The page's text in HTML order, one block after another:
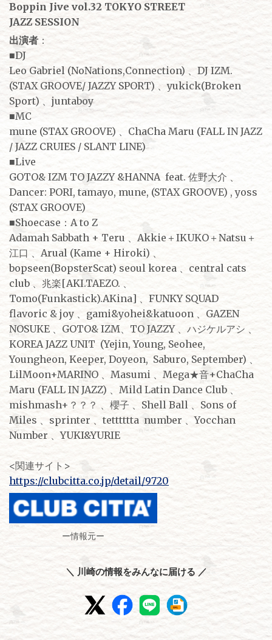
Boppin Jive vol.32 TOKYO STREET
JAZZ SESSION
出演者 ：
■DJ
Leo Gabriel (NoNations,Connection) 、DJ IZM.
(STAX GROOVE/ JAZZY SPORT) 、yukick(Broken
Sport) 、juntaboy
■MC
mune (STAX GROOVE) 、ChaCha Maru (FALL IN JAZZ
/ JAZZ CRUIES / SLANT LINE)
■Live
GOTO& IZM TO JAZZY &HANNA feat. 佐野大介 、
Dancer: PORI, tamayo, mune, (STAX GROOVE) , yoss
(STAX GROOVE)
■Shoecase：A to Z
Adamah Sabbath + Teru 、Akkie＋IKUKO＋Natsu＋
江口 、Arual (Kame + Hiroki) 、
bopseen(BopsterScat) seoul korea 、central cats
club 、兆楽[AKI.TAEZO. 、
Tomo(Funkastick).AKina] 、FUNKY SQUAD
flavoric & joy 、gami&yohei&katuoon 、GAZEN
NOSUKE 、GOTO& IZM、TO JAZZY 、ハジケルアシ 、
KOREA JAZZ UNIT (Yejin, Young, Seohee,
Youngheon, Keeper, Doyeon, Saburo, September) 、
LilMoon+MARINO 、Masumi 、Mega★音+ChaCha
Maru (FALL IN JAZZ) 、Mild Latin Dance Club 、
mishmash+？？？ 、櫻子 、Shell Ball 、Sons of
Miles 、sprinter 、tetttttta number 、Yocchan
Number 、YUKI&YURIE
<関連サイト>
https://clubcitta.co.jp/detail/9720
ー情報元ー
＼ 川崎の情報をみんなに届ける ／